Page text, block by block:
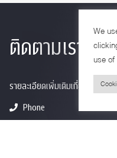
ติดตามเรา
รายละเอียดเพิ่มเติมเกี่ยวกับคณะ
Phone
We
use